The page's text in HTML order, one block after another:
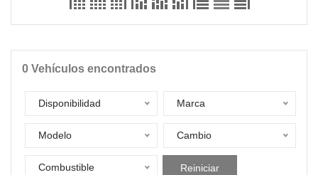
0 Vehículos encontrados
Disponibilidad Marca
Modelo Cambio
Combustible Reiniciar